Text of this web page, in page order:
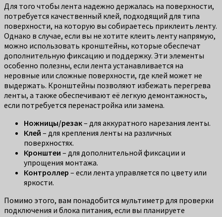
Для того чтобы лента надежно держалась на поверхности,
потребуется качественный клей, подходящий для типа
поверхности, на которую вы собираетесь приклеить ленту.
Однако в случае, если вы не хотите клеить ленту напрямую,
можно использовать кронштейны, которые обеспечат
дополнительную фиксацию и поддержку. Эти элементы
особенно полезны, если лента устанавливается на
неровные или сложные поверхности, где клей может не
выдержать. Кронштейны позволяют избежать перегрева
ленты, а также обеспечивают её легкую демонтажность,
если потребуется перенастройка или замена.
Ножницы/резак– для аккуратного нарезания ленты.
Клей – для крепления ленты на различных
поверхностях.
Кронштеи – для дополнительной фиксации и
упрощения монтажа.
Контроллер – если лента управляется по цвету или
яркости.
Помимо этого, вам понадобится мультиметр для проверки
подключения и блока питания, если вы планируете